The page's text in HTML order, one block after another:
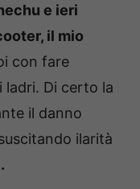
e ieri
il mio
con fare
Di certo la
il danno
ilarità